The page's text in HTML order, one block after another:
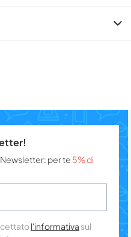
per te 5% di
l'informativa sul